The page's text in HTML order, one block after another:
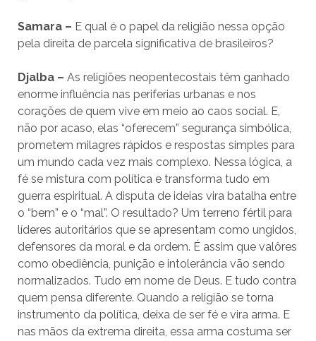
Samara – E qual é o papel da religião nessa opção
pela direita de parcela significativa de brasileiros?
Djalba – As religiões neopentecostais têm ganhado
enorme influência nas periferias urbanas e nos
corações de quem vive em meio ao caos social. E,
não por acaso, elas “oferecem” segurança simbólica,
prometem milagres rápidos e respostas simples para
um mundo cada vez mais complexo. Nessa lógica, a
fé se mistura com política e transforma tudo em
guerra espiritual. A disputa de ideias vira batalha entre
o “bem” e o “mal”. O resultado? Um terreno fértil para
líderes autoritários que se apresentam como ungidos,
defensores da moral e da ordem. É assim que valôres
como obediência, punição e intolerância vão sendo
normalizados. Tudo em nome de Deus. E tudo contra
quem pensa diferente. Quando a religião se torna
instrumento da política, deixa de ser fé e vira arma. E
nas mãos da extrema direita, essa arma costuma ser